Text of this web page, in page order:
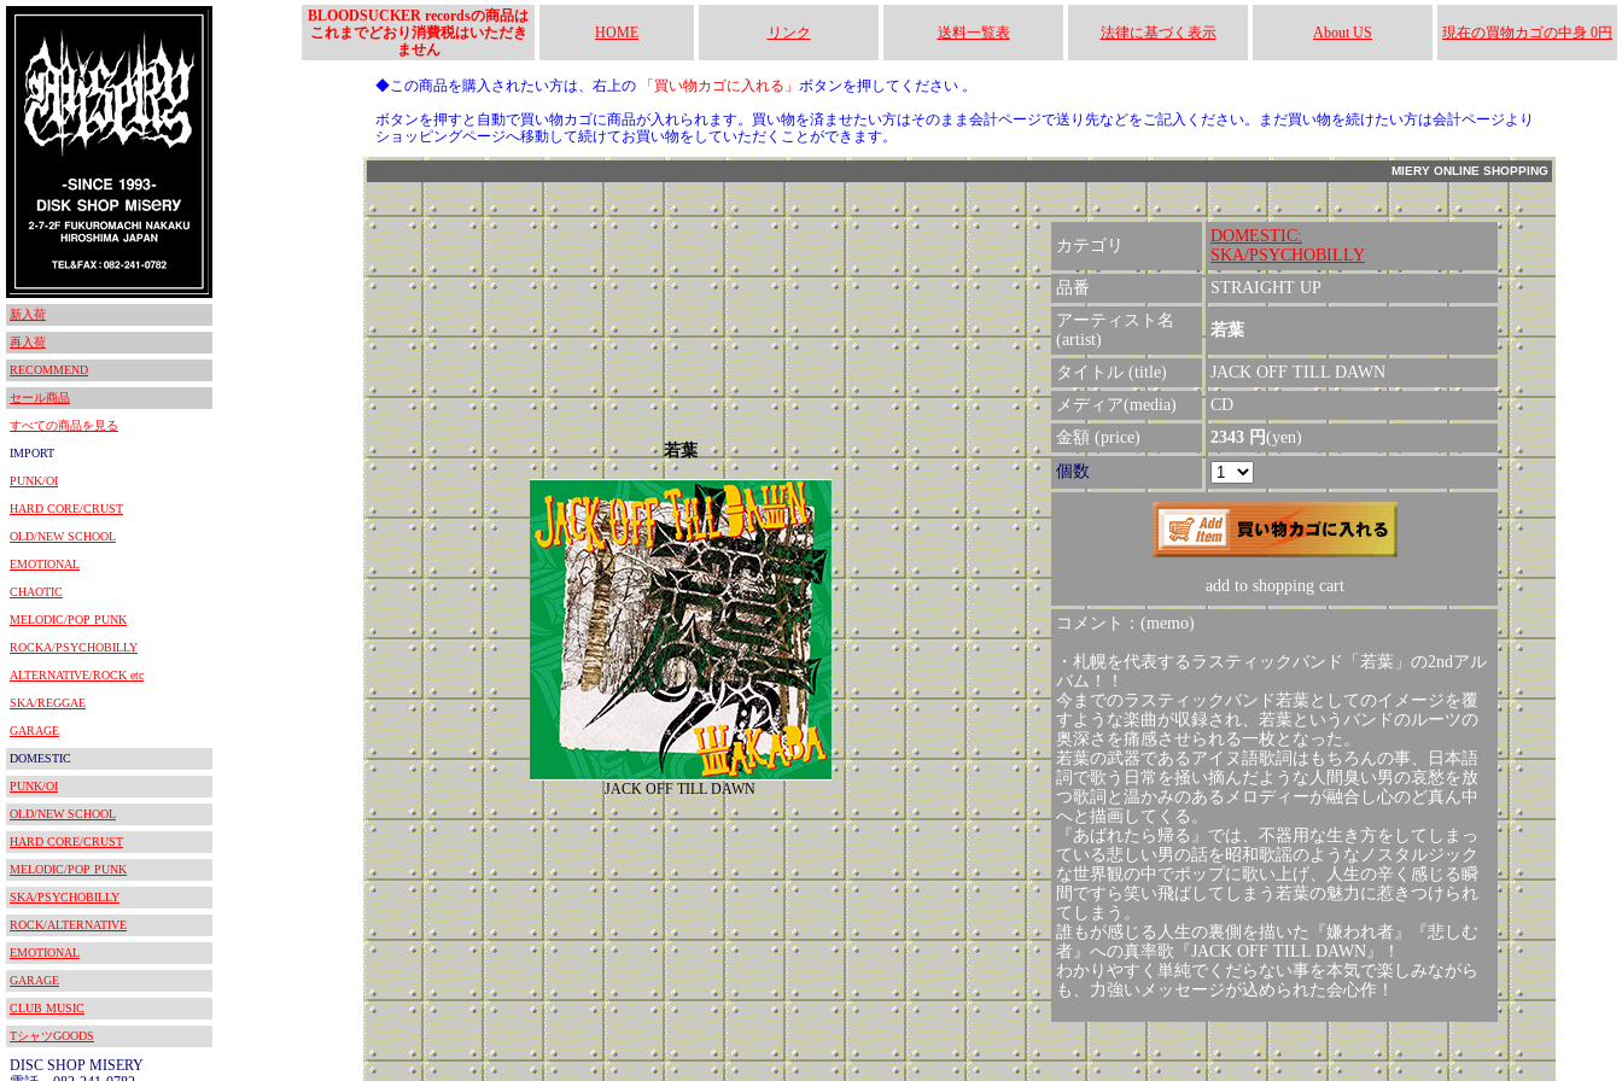
新入荷
再入荷
RECOMMEND
セール商品
すべての商品を見る
IMPORT
PUNK/OI
HARD CORE/CRUST
OLD/NEW SCHOOL
EMOTIONAL
CHAOTIC
MELODIC/POP PUNK
ROCKA/PSYCHOBILLY
ALTERNATIVE/ROCK etc
SKA/REGGAE
GARAGE
DOMESTIC
PUNK/OI
OLD/NEW SCHOOL
HARD CORE/CRUST
MELODIC/POP PUNK
SKA/PSYCHOBILLY
ROCK/ALTERNATIVE
EMOTIONAL
GARAGE
CLUB MUSIC
TシャツGOODS
DISC SHOP MISERY
BLOODSUCKER recordsの商品は
これまでどおり消費税はいただき
ません
HOME リンク 送料一覧表 法律に基づく表示 About US 現在の買物カゴの中身 0円
◆この商品を購入されたい方は、右上の 「買い物カゴに入れる」 ボタンを押してください 。
ボタンを押すと自動で買い物カゴに商品が入れられます。買い物を済ませたい方はそのまま会計ページで送り先などをご記入ください。まだ買い物を続けたい方は会計ページより
ショッピングページへ移動して続けてお買い物をしていただくことができます。
MIERY ONLINE SHOPPING
若葉
JACK OFF TILL DAWN
カテゴリ
DOMESTIC:
SKA/PSYCHOBILLY
品番
STRAIGHT UP
アーティスト名
(artist)
若葉
タイトル (title)
JACK OFF TILL DAWN
メディア(media)
CD
金額 (price)
2343 円(yen)
個数
add to shopping cart
コメント：(memo)
・札幌を代表するラスティックバンド「若葉」の2ndアル
バム！！
今までのラスティックバンド若葉としてのイメージを覆
すような楽曲が収録され、若葉というバンドのルーツの
奥深さを痛感させられる一枚となった。
若葉の武器であるアイヌ語歌詞はもちろんの事、日本語
詞で歌う日常を掻い摘んだような人間臭い男の哀愁を放
つ歌詞と温かみのあるメロディーが融合し心のど真ん中
へと描画してくる。
『あばれたら帰る』では、不器用な生き方をしてしまっ
ている悲しい男の話を昭和歌謡のようなノスタルジック
な世界観の中でポップに歌い上げ、人生の辛く感じる瞬
間ですら笑い飛ばしてしまう若葉の魅力に惹きつけられ
てしまう。
誰もが感じる人生の裏側を描いた『嫌われ者』『悲しむ
者』への真率歌『JACK OFF TILL DAWN』！
わかりやすく単純でくだらない事を本気で楽しみながら
も、力強いメッセージが込められた会心作！